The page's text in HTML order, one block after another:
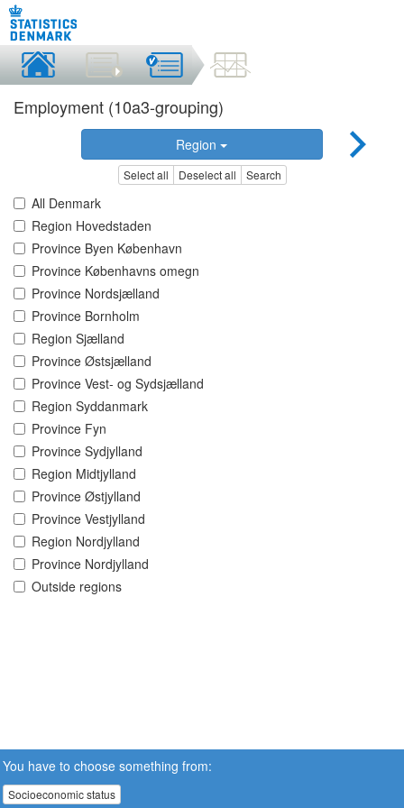
Employment (10a3-grouping)
Region
Select all Deselect all Search
All Denmark
Region Hovedstaden
Province Byen København
Province Københavns omegn
Province Nordsjælland
Province Bornholm
Region Sjælland
Province Østsjælland
Province Vest- og Sydsjælland
Region Syddanmark
Province Fyn
Province Sydjylland
Region Midtjylland
Province Østjylland
Province Vestjylland
Region Nordjylland
Province Nordjylland
Outside regions
You have to choose something from:
Socioeconomic status